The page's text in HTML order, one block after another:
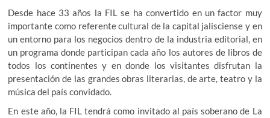
Desde hace 33 años la FIL se ha convertido en un factor muy
importante como referente cultural de la capital jalisciense y en
un entorno para los negocios dentro de la industria editorial, en
un programa donde participan cada año los autores de libros de
todos los continentes y en donde los visitantes disfrutan la
presentación de las grandes obras literarias, de arte, teatro y la
música del país convidado.
En este año, la FIL tendrá como invitado al país soberano de La